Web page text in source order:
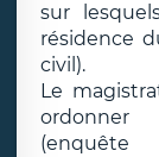
sur
résidence
civil).
Le
ordonner